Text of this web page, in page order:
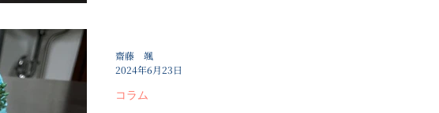
コラム
齋藤 颯
2024年6月23日